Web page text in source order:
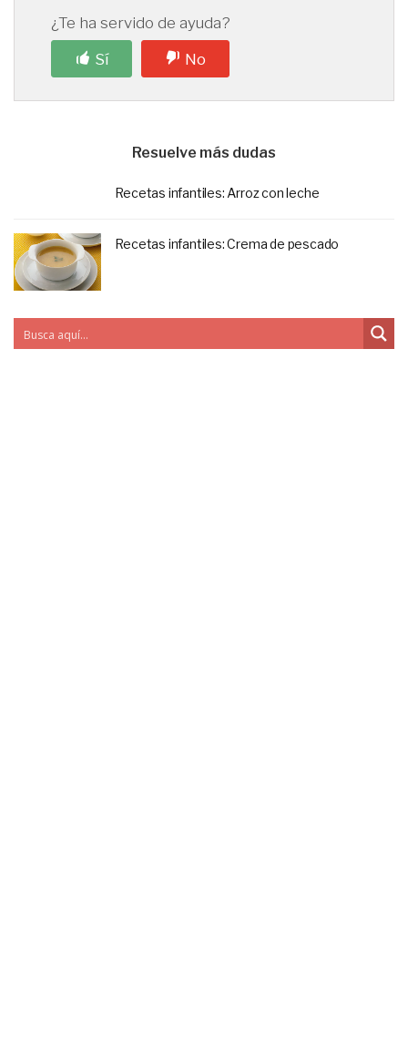
¿Te ha servido de ayuda?
Sí
No
Resuelve más dudas
Recetas infantiles: Arroz con leche
Recetas infantiles: Crema de pescado